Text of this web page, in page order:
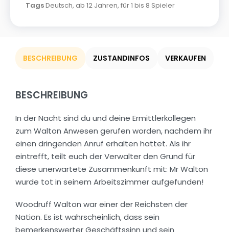
TagsDeutsch, ab 12 Jahren, für 1 bis 8 Spieler
BESCHREIBUNG ZUSTANDINFOS VERKAUFEN
BESCHREIBUNG
In der Nacht sind du und deine Ermittlerkollegen
zum Walton Anwesen gerufen worden, nachdem ihr
einen dringenden Anruf erhalten hattet. Als ihr
eintrefft, teilt euch der Verwalter den Grund für
diese unerwartete Zusammenkunft mit: Mr Walton
wurde tot in seinem Arbeitszimmer aufgefunden!
Woodruff Walton war einer der Reichsten der
Nation. Es ist wahrscheinlich, dass sein
bemerkenswerter Geschäftssinn und sein